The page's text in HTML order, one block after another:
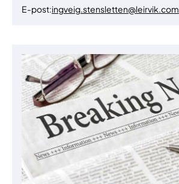
E-post:ingveig.stensletten@leirvik.com